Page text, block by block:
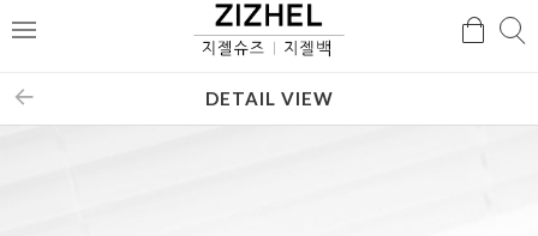
메
검
DETAIL VIEW